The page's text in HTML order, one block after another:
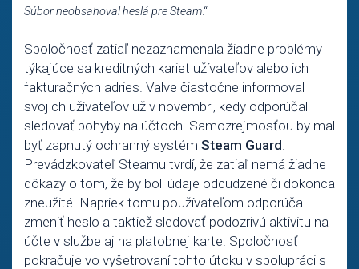
Súbor neobsahoval heslá pre Steam.“
Spoločnosť zatiaľ nezaznamenala žiadne problémy
týkajúce sa kreditných kariet užívateľov alebo ich
fakturačných adries. Valve čiastočne informoval
svojich užívateľov už v novembri, kedy odporúčal
sledovať pohyby na účtoch. Samozrejmosťou by mal
byť zapnutý ochranný systém Steam Guard.
Prevádzkovateľ Steamu tvrdí, že zatiaľ nemá žiadne
dôkazy o tom, že by boli údaje odcudzené či dokonca
zneužité. Napriek tomu používateľom odporúča
zmeniť heslo a taktiež sledovať podozrivú aktivitu na
účte v službe aj na platobnej karte. Spoločnosť
pokračuje vo vyšetrovaní tohto útoku v spolupráci s